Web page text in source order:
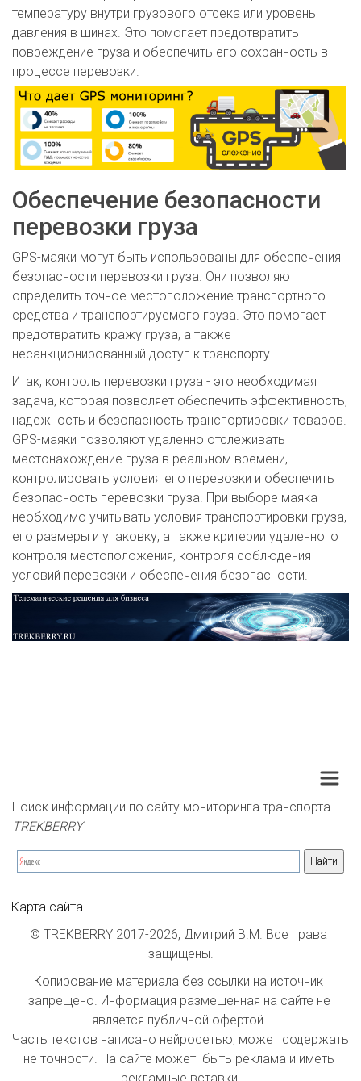
температуру внутри грузового отсека или уровень
давления в шинах. Это помогает предотвратить
повреждение груза и обеспечить его сохранность в
процессе перевозки.
Обеспечение безопасности
перевозки груза
GPS-маяки могут быть использованы для обеспечения
безопасности перевозки груза. Они позволяют
определить точное местоположение транспортного
средства и транспортируемого груза. Это помогает
предотвратить кражу груза, а также
несанкционированный доступ к транспорту.
Итак, контроль перевозки груза - это необходимая
задача, которая позволяет обеспечить эффективность,
надежность и безопасность транспортировки товаров.
GPS-маяки позволяют удаленно отслеживать
местонахождение груза в реальном времени,
контролировать условия его перевозки и обеспечить
безопасность перевозки груза. При выборе маяка
необходимо учитывать условия транспортировки груза,
его размеры и упаковку, а также критерии удаленного
контроля местоположения, контроля соблюдения
условий перевозки и обеспечения безопасности.
TREKBERRY
Карта сайта
© TREKBERRY 2017-2026, Дмитрий В.М. Все права
защищены.
Копирование материала без ссылки на источник
запрещено. Информация размещенная на сайте не
является публичной офертой.
Часть текстов написано нейросетью, может содержать
не точности. На сайте может  быть реклама и иметь